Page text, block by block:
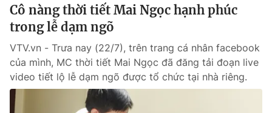
Cô nàng thời tiết Mai Ngọc hạnh phúc
trong lễ dạm ngõ
VTV.vn - Trưa nay (22/7), trên trang cá nhân facebook
của mình, MC thời tiết Mai Ngọc đã đăng tải đoạn live
video tiết lộ lễ dạm ngõ được tổ chức tại nhà riêng.